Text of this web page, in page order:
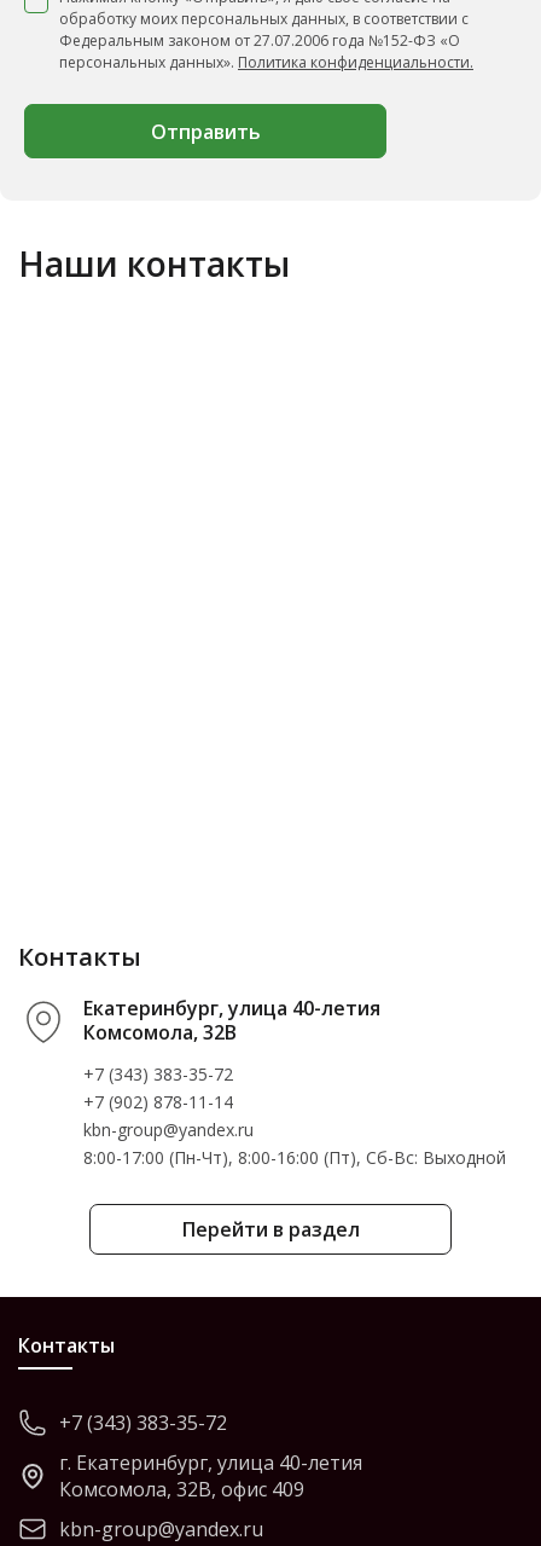
обработку моих персональных данных, в соответствии с
Федеральным законом от 27.07.2006 года №152-ФЗ «О
персональных данных». Политика конфиденциальности.
Отправить
Наши контакты
Перейти в раздел
Контакты
Екатеринбург, улица 40-летия
Комсомола, 32В
+7 (343) 383-35-72
+7 (902) 878-11-14
kbn-group@yandex.ru
8:00-17:00 (Пн-Чт), 8:00-16:00 (Пт), Cб-Вс: Выходной
Контакты
+7 (343) 383-35-72
г. Екатеринбург, улица 40-летия
Комсомола, 32В, офис 409
kbn-group@yandex.ru